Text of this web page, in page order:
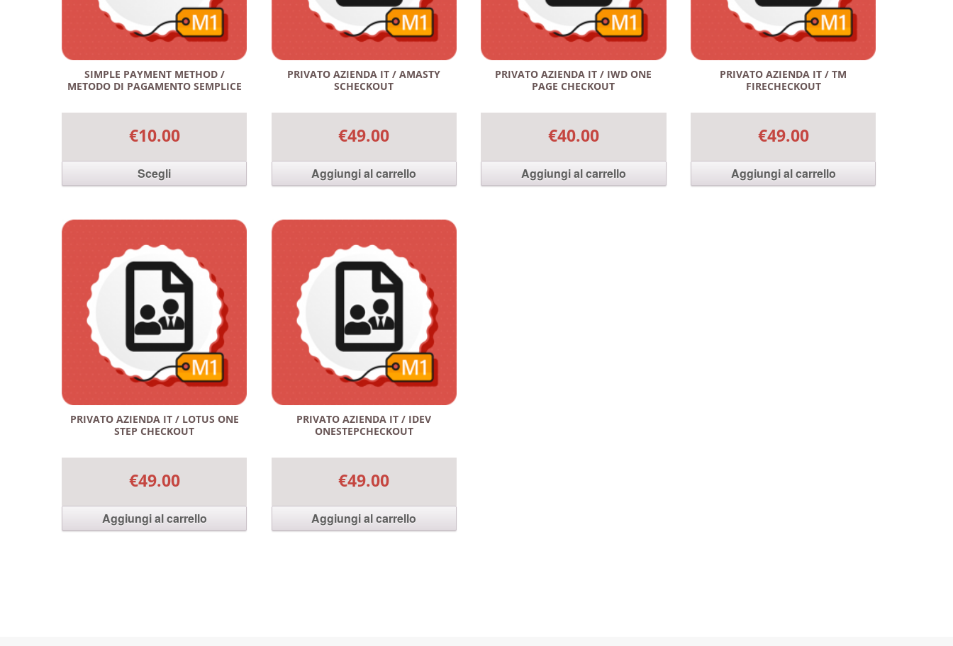
SIMPLE PAYMENT METHOD /
METODO DI PAGAMENTO SEMPLICE
€10.00
Scegli
pagina del prodotto
PRIVATO AZIENDA IT / AMASTY
SCHECKOUT
€49.00
Aggiungi al carrello
PRIVATO AZIENDA IT / IWD ONE
PAGE CHECKOUT
€40.00
Aggiungi al carrello
PRIVATO AZIENDA IT / TM
FIRECHECKOUT
€49.00
Aggiungi al carrello
PRIVATO AZIENDA IT / LOTUS ONE
STEP CHECKOUT
€49.00
Aggiungi al carrello
PRIVATO AZIENDA IT / IDEV
ONESTEPCHECKOUT
€49.00
Aggiungi al carrello